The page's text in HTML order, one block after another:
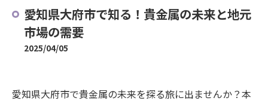
愛知県大府市で知る！貴金属の未来と地元
市場の需要
2025/04/05
愛知県大府市で貴金属の未来を探る旅に出ませんか？本